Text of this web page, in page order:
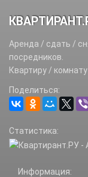
Аренда / сдать /
посредников.
Квартиру /
Поделиться:
Статистика:
Информация: